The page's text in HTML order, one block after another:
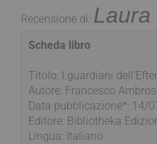
Recensione di: Laura
Scheda libro
Titolo: I guardiani
Autore: Francesco
Data pubblicazione*: 14/
Editore: Bibliotheka
Lingua: Italiano